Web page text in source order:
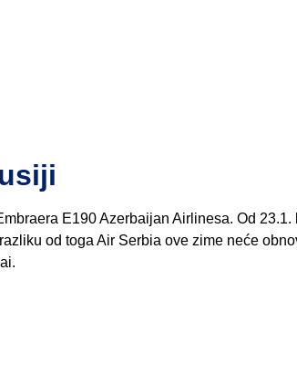
E190 Azerbaijan Airlinesa. Od
od toga Air Serbia ove zime neće